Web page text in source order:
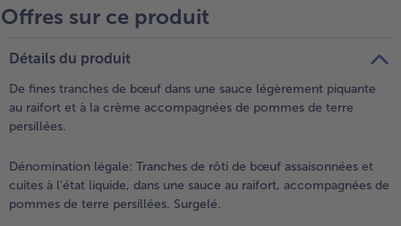
Offres sur ce produit
Détails du produit
De fines tranches de bœuf dans une sauce légèrement piquante
au raifort et à la crème accompagnées de pommes de terre
persillées.
Dénomination légale: Tranches de rôti de bœuf assaisonnées et
cuites à l'état liquide, dans une sauce au raifort, accompagnées de
pommes de terre persillées. Surgelé.